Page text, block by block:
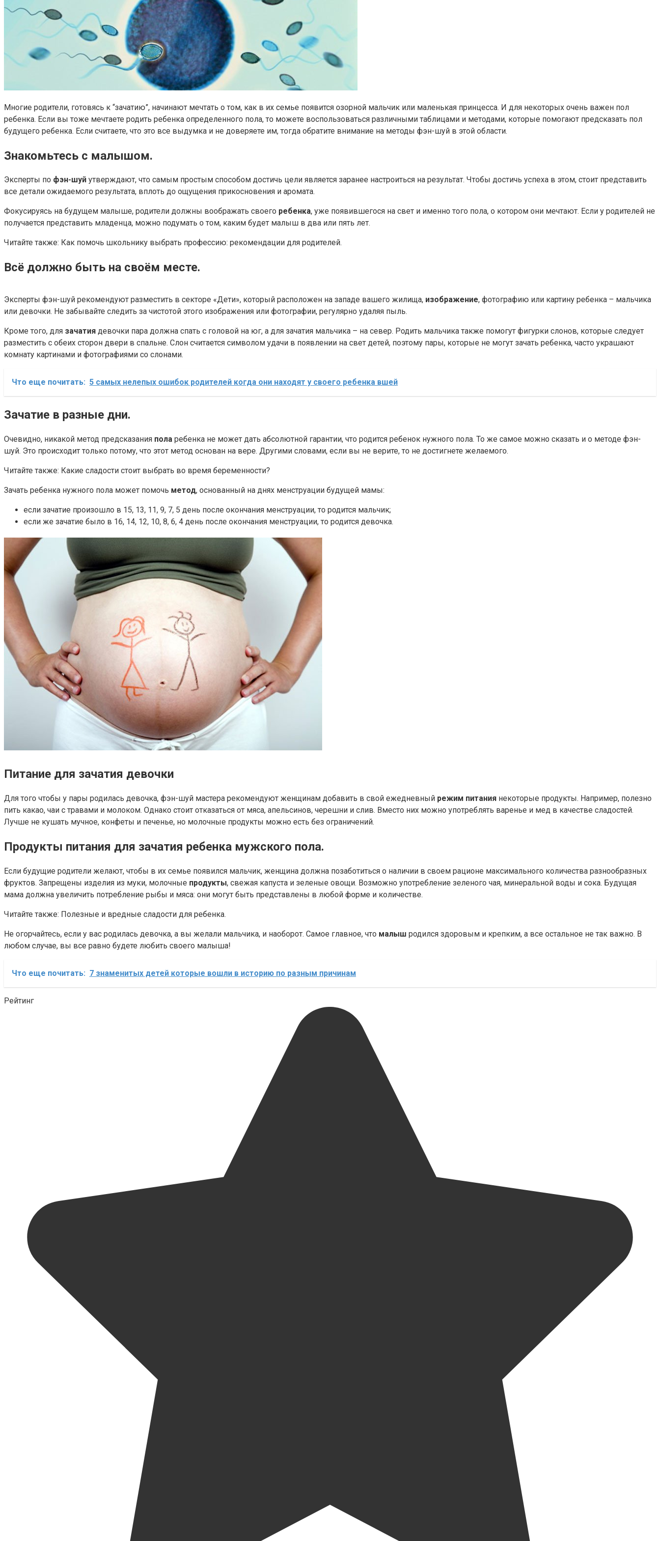
Многие родители, готовясь к “зачатию”, начинают мечтать о том, как в их семье появится озорной мальчик или маленькая принцесса. И для некоторых очень важен пол
ребенка. Если вы тоже мечтаете родить ребенка определенного пола, то можете воспользоваться различными таблицами и методами, которые помогают предсказать пол
будущего ребенка. Если считаете, что это все выдумка и не доверяете им, тогда обратите внимание на методы фэн-шуй в этой области.
Знакомьтесь с малышом.
Эксперты по фэн-шуй утверждают, что самым простым способом достичь цели является заранее настроиться на результат. Чтобы достичь успеха в этом, стоит представить
все детали ожидаемого результата, вплоть до ощущения прикосновения и аромата.
Фокусируясь на будущем малыше, родители должны воображать своего ребенка, уже появившегося на свет и именно того пола, о котором они мечтают. Если у родителей не
получается представить младенца, можно подумать о том, каким будет малыш в два или пять лет.
Читайте также: Как помочь школьнику выбрать профессию: рекомендации для родителей.
Всё должно быть на своём месте.
Эксперты фэн-шуй рекомендуют разместить в секторе «Дети», который расположен на западе вашего жилища, изображение, фотографию или картину ребенка – мальчика
или девочки. Не забывайте следить за чистотой этого изображения или фотографии, регулярно удаляя пыль.
Кроме того, для зачатия девочки пара должна спать с головой на юг, а для зачатия мальчика – на север. Родить мальчика также помогут фигурки слонов, которые следует
разместить с обеих сторон двери в спальне. Слон считается символом удачи в появлении на свет детей, поэтому пары, которые не могут зачать ребенка, часто украшают
комнату картинами и фотографиями со слонами.
Что еще почитать: 5 самых нелепых ошибок родителей когда они находят у своего ребенка вшей
Зачатие в разные дни.
Очевидно, никакой метод предсказания пола ребенка не может дать абсолютной гарантии, что родится ребенок нужного пола. То же самое можно сказать и о методе фэн-
шуй. Это происходит только потому, что этот метод основан на вере. Другими словами, если вы не верите, то не достигнете желаемого.
Читайте также: Какие сладости стоит выбрать во время беременности?
Зачать ребенка нужного пола может помочь метод, основанный на днях менструации будущей мамы:
если зачатие произошло в 15, 13, 11, 9, 7, 5 день после окончания менструации, то родится мальчик;
если же зачатие было в 16, 14, 12, 10, 8, 6, 4 день после окончания менструации, то родится девочка.
Питание для зачатия девочки
Для того чтобы у пары родилась девочка, фэн-шуй мастера рекомендуют женщинам добавить в свой ежедневный режим питания некоторые продукты. Например, полезно
пить какао, чаи с травами и молоком. Однако стоит отказаться от мяса, апельсинов, черешни и слив. Вместо них можно употреблять варенье и мед в качестве сладостей.
Лучше не кушать мучное, конфеты и печенье, но молочные продукты можно есть без ограничений.
Продукты питания для зачатия ребенка мужского пола.
Если будущие родители желают, чтобы в их семье появился мальчик, женщина должна позаботиться о наличии в своем рационе максимального количества разнообразных
фруктов. Запрещены изделия из муки, молочные продукты, свежая капуста и зеленые овощи. Возможно употребление зеленого чая, минеральной воды и сока. Будущая
мама должна увеличить потребление рыбы и мяса: они могут быть представлены в любой форме и количестве.
Читайте также: Полезные и вредные сладости для ребенка.
Не огорчайтесь, если у вас родилась девочка, а вы желали мальчика, и наоборот. Самое главное, что малыш родился здоровым и крепким, а все остальное не так важно. В
любом случае, вы все равно будете любить своего малыша!
Что еще почитать: 7 знаменитых детей которые вошли в историю по разным причинам
Рейтинг